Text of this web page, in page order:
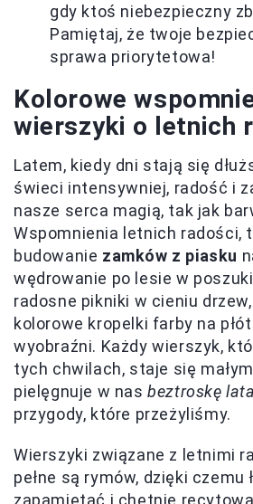
gdy ktoś niebezpieczny
Pamiętaj, że twoje
sprawa priorytetowa!
Kolorowe
wierszyki o letnich
Latem, kiedy dni stają się
świeci intensywniej, radość i
nasze serca magią, tak jak
Wspomnienia letnich radości,
budowanie zamków z piasku
wędrowanie po lesie w
radosne pikniki w cieniu
kolorowe kropelki farby na
wyobraźni. Każdy wierszyk,
tych chwilach, staje się
pielęgnuje w nasbeztroskę lata
przygody, które przeżyliśmy.
Wierszyki związane z letnimi
pełne są rymów, dzięki czemu
zapamiętać i chętnie